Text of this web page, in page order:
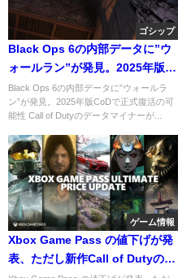
ゴシップ
Black Ops 6の内部データに”ウ
ォールラン”が発見。2025年版
CoDで正式復活の可能性
Black Ops 6の内部データに”ウォールラ
ン”が発見。2025年版CoDで正式復活の可
能性 Call of Dutyのデータマイナーが...
ゲーム情報
Xbox Game Pass の値下げが発
表、ただし新作Call of Dutyの即